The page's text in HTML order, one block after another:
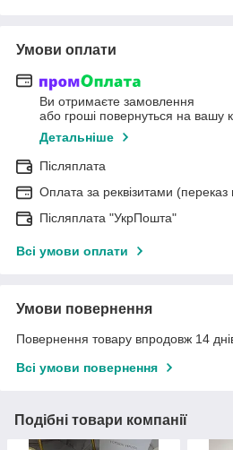
Умови оплати
Ви отримаєте замовлення
або гроші повернуться на вашу
Детальніше
Післяплата
Оплата за реквізитами (переказ
Післяплата "УкрПошта"
Всі умови оплати
Умови повернення
Повернення товару впродовж 14
Всі умови повернення
Подібні товари компанії